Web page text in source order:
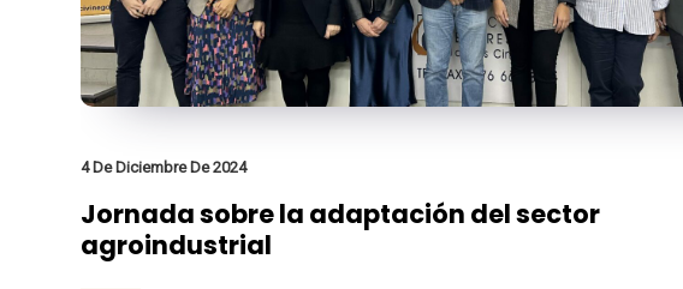
4 De Diciembre De 2024
Jornada sobre la adaptación del sector
agroindustrial